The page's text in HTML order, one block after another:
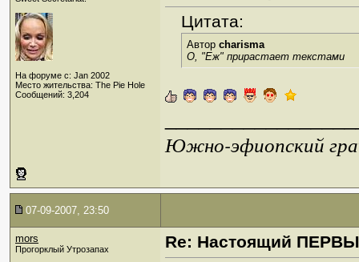
На форуме с: Jan 2002
Место жительства: The Pie Hole
Сообщений: 3,204
Цитата:
Автор charisma
О, "Еж" прирастает текстами
Южно-эфиопский
07-09-2007, 23:50
mors
Прогорклый Утрозапах Re: Настоящий